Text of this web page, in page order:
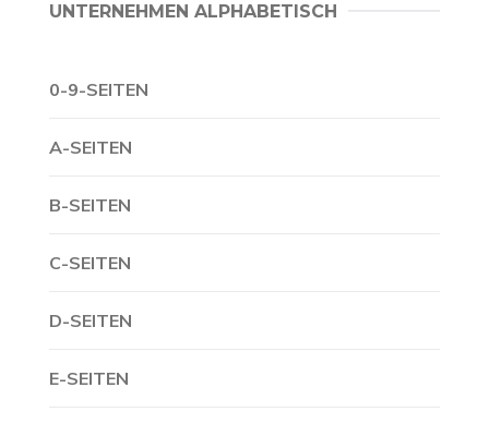
UNTERNEHMEN ALPHABETISCH
0-9-SEITEN
A-SEITEN
B-SEITEN
C-SEITEN
D-SEITEN
E-SEITEN